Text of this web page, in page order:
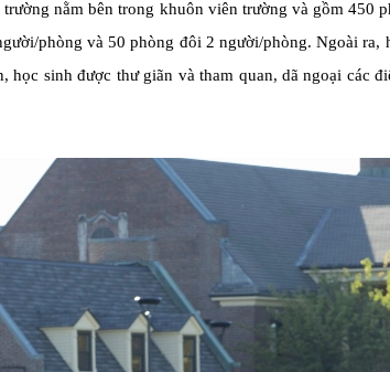
nằm bên trong khuôn viên trường và gồm 450
phòng và 50 phòng đôi 2 người/phòng. Ngoài
học sinh được thư giãn và tham quan, dã ngoại các